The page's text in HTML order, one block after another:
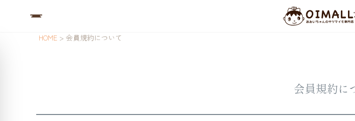
HOME 会員規約について
会員規約に